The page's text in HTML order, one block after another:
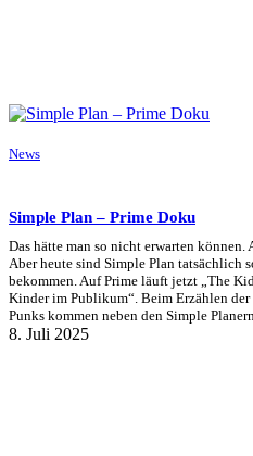
News
Simple Plan – Prime Doku
Das hätte man so nicht erwarten
Aber heute sind Simple Plan tatsächlich
bekommen. Auf Prime läuft jetzt „The
Kinder im Publikum“. Beim Erzählen der
Punks kommen neben den Simple
8. Juli 2025